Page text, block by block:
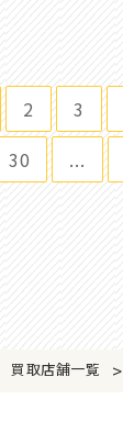
2 3
30 ...
買取店舗一覧 >